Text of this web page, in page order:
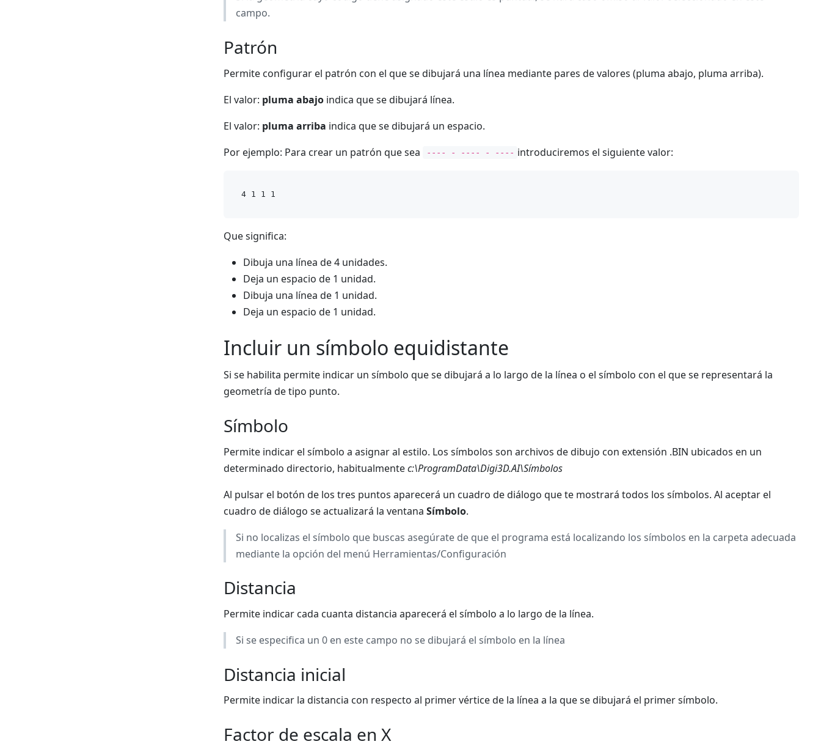
campo.
Patrón
Permite configurar el patrón con el que se dibujará una línea mediante pares de valores (pluma abajo, pluma arriba).
El valor: pluma abajo indica que se dibujará línea.
El valor: pluma arriba indica que se dibujará un espacio.
Por ejemplo: Para crear un patrón que sea
---- - ---- - ---- introduciremos el siguiente valor:
Que significa:
Dibuja una línea de 4 unidades.
Deja un espacio de 1 unidad.
Dibuja una línea de 1 unidad.
Deja un espacio de 1 unidad.
Incluir un símbolo equidistante
Si se habilita permite indicar un símbolo que se dibujará a lo largo de la línea o el símbolo con el que se representará la
geometría de tipo punto.
Símbolo
Permite indicar el símbolo a asignar al estilo. Los símbolos son archivos de dibujo con extensión .BIN ubicados en un
determinado directorio, habitualmentec:\ProgramData\Digi3D.AI\Símbolos
Al pulsar el botón de los tres puntos aparecerá un cuadro de diálogo que te mostrará todos los símbolos. Al aceptar el
cuadro de diálogo se actualizará la ventana Símbolo.
Si no localizas el símbolo que buscas asegúrate de que el programa está localizando los símbolos en la carpeta adecuada
mediante la opción del menú Herramientas/Configuración
Distancia
Permite indicar cada cuanta distancia aparecerá el símbolo a lo largo de la línea.
Si se especifica un 0 en este campo no se dibujará el símbolo en la línea
Distancia inicial
Permite indicar la distancia con respecto al primer vértice de la línea a la que se dibujará el primer símbolo.
Factor de escala en X